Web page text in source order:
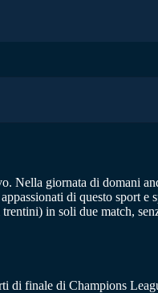
Nella giornata di domani
di questo sport
in soli due match,
finale di Champions